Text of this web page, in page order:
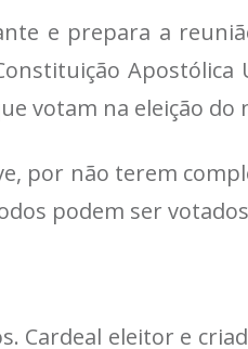
e prepara a
Apostólica
votam na eleição do
por não terem
podem ser
Cardeal eleitor e